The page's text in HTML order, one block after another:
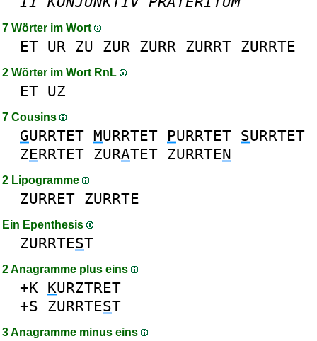
7 Wörter im Wort
ET UR ZU ZUR ZURR ZURRT ZURRTE
2 Wörter im Wort RnL
ET UZ
7 Cousins
GURRTET MURRTET PURRTET SURRTET
ZERRTET ZURATET ZURRTEN
2 Lipogramme
ZURRET ZURRTE
Ein Epenthesis
ZURRTEST
2 Anagramme plus eins
+K KURZTRET
+S ZURRTEST
3 Anagramme minus eins